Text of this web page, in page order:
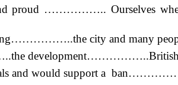
proud …………….. Ourselves
city and many
development……………..British
and would support a